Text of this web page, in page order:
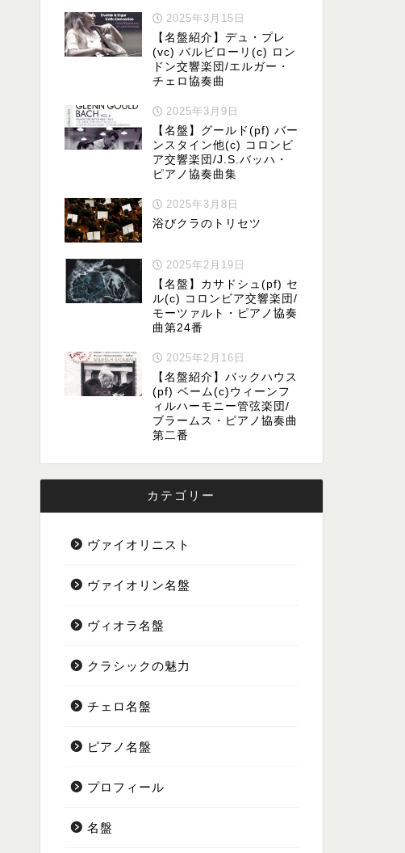
2025年3月15日
【名盤紹介】デュ・プレ
(vc) バルビローリ(c) ロン
ドン交響楽団/エルガー・
チェロ協奏曲
2025年3月9日
【名盤】グールド(pf) バー
ンスタイン他(c) コロンビ
ア交響楽団/J.S.バッハ・
ピアノ協奏曲集
2025年3月8日
浴びクラのトリセツ
2025年2月19日
【名盤】カサドシュ(pf) セ
ル(c) コロンビア交響楽団/
モーツァルト・ピアノ協奏
曲第24番
2025年2月16日
【名盤紹介】バックハウス
(pf) ベーム(c)ウィーンフ
ィルハーモニー管弦楽団/
ブラームス・ピアノ協奏曲
第二番
カテゴリー
ヴァイオリニスト
ヴァイオリン名盤
ヴィオラ名盤
クラシックの魅力
チェロ名盤
ピアノ名盤
プロフィール
名盤